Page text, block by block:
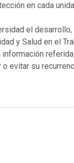
en cada
el
y Salud en el
evitar su